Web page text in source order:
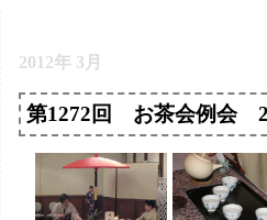
2012年 3月
第1272回 お茶会例会